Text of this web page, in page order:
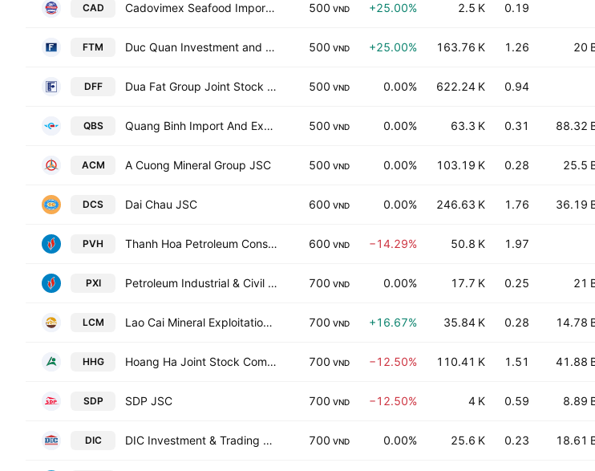
CAD Cadovimex Seafood Import-Export and Processing Joint Stock Company 500 VND +25.00% 2.5 K 0.19
FTM Duc Quan Investment and Development JSC 500 VND +25.00% 163.76 K 1.26 20
DFF Dua Fat Group Joint Stock Company 500 VND 0.00% 622.24 K 0.94
QBS Quang Binh Import And Export Joint Stock Company 500 VND 0.00% 63.3 K 0.31 88.32
ACM A Cuong Mineral Group JSC 500 VND 0.00% 103.19 K 0.28 25.5
DCS Dai Chau JSC 600 VND 0.00% 246.63 K 1.76 36.19
PVH Thanh Hoa Petroleum Construction JSC 600 VND −14.29% 50.8 K 1.97
PXI Petroleum Industrial & Civil Construction JSC 700 VND 0.00% 17.7 K 0.25 21
LCM Lao Cai Mineral Exploitation & Processing JSC 700 VND +16.67% 35.84 K 0.28 14.78
HHG Hoang Ha Joint Stock Company 700 VND −12.50% 110.41 K 1.51 41.88
SDP SDP JSC 700 VND −12.50% 4 K 0.59 8.89
DIC DIC Investment & Trading JSC 700 VND 0.00% 25.6 K 0.23 18.61